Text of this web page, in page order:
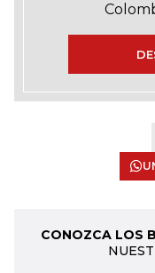
CONOZCA LOS